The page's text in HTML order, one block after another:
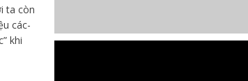
ta còn
các-
khi